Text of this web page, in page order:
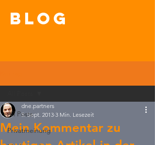
blog
All Posts
Privatmeinung
Mein Kommentar zu
dne.partners
5. Sept. 2013 3 Min. Lesezeit